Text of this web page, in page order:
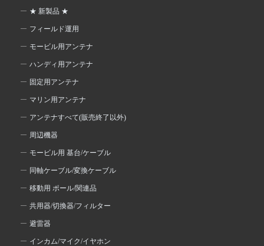
★ 新製品 ★
フィールド運用
モービル用アンテナ
ハンディ用アンテナ
固定用アンテナ
マリン用アンテナ
アンテナすべて(販売終了以外)
周辺機器
モービル用 基台/ケーブル
同軸ケーブル/変換ケーブル
移動用 ポール/関連品
共用器/切換器/フィルター
避雷器
インカム/マイク/イヤホン